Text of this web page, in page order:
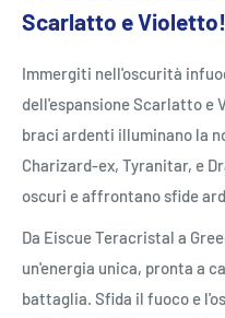
Scarlatto e Violetto!
Immergiti nell'oscurità
dell'espansione Scarlatto e
braci ardenti illuminano la
Charizard-ex, Tyranitar, e
oscuri e affrontano sfide
Da Eiscue Teracristal a
un'energia unica, pronta a
battaglia. Sfida il fuoco e